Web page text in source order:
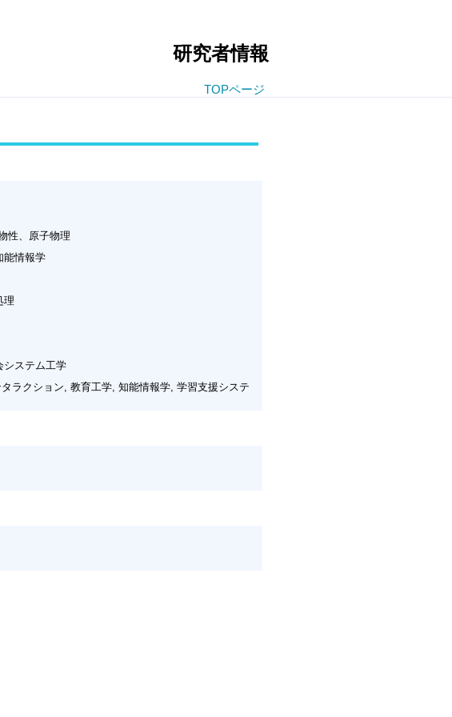
研究者情報
TOPページ
性、原子物理
能情報学
理
システム工学
ラクション, 教育工学, 知能情報学, 学習支援システ